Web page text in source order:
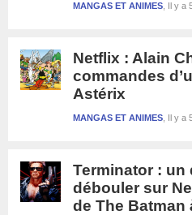
Il y a
MANGAS ET ANIMES
Netflix : Alain
commandes
Astérix
Il y a
MANGAS ET ANIMES
Terminator : un
débouler sur
de The Batman